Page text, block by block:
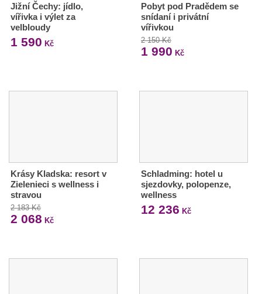
Jižní Čechy: jídlo,
vířivka i výlet za
velbloudy
1 590 Kč
Pobyt pod Pradědem se
snídaní i privátní
vířivkou
2 150 Kč
1 990 Kč
Krásy Kladska: resort v
Zielenieci s wellness i
stravou
2 183 Kč
2 068 Kč
Schladming: hotel u
sjezdovky, polopenze,
wellness
12 236 Kč